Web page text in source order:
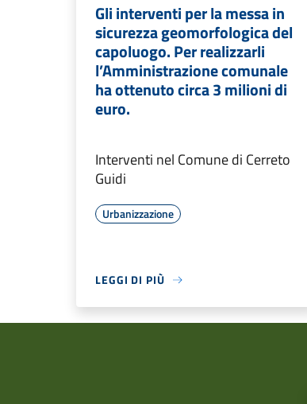
Gli interventi per la messa in
sicurezza geomorfologica del
capoluogo. Per realizzarli
l’Amministrazione comunale
ha ottenuto circa 3 milioni di
euro.
Interventi nel Comune di Cerreto
Guidi
Urbanizzazione
LEGGI DI PIÙ